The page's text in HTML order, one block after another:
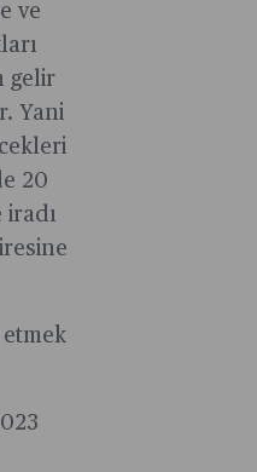
ve
gelir
Yani
20
iradı